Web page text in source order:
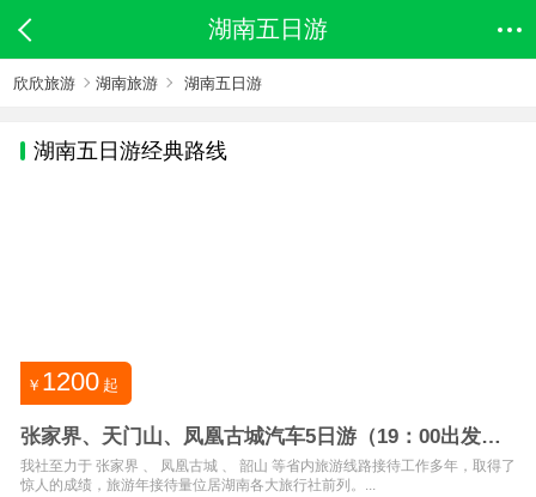
湖南五日游
欣欣旅游 湖南旅游 湖南五日游
湖南五日游经典路线
￥ 1200 起
张家界、天门山、凤凰古城汽车5日游（19：00出发，
纯玩团）
我社至力于 张家界 、 凤凰古城 、 韶山 等省内旅游线路接待工作多年，取得了
惊人的成绩，旅游年接待量位居湖南各大旅行社前列。...